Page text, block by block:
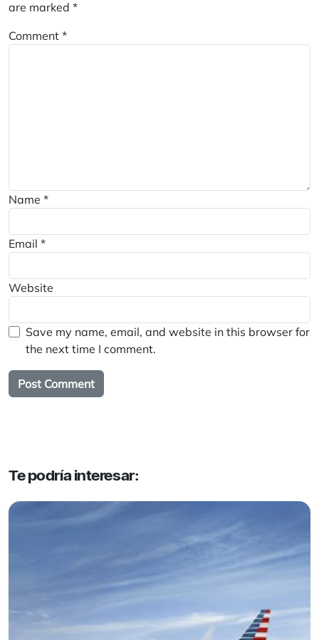
are marked *
Comment *
Name *
Email *
Website
Save my name, email, and website in this browser for
the next time I comment.
Te podría interesar: